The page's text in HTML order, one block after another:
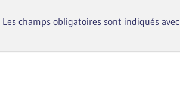
Les champs obligatoires sont indiqués avec